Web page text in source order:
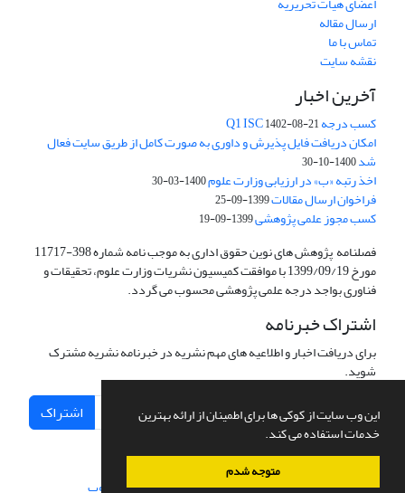
این وب سایت از کوکی ها برای اطمینان از ارائه بهترین
خدمات استفاده می کند.
متوجه شدم
ارسال مقاله
تماس با ما
نقشه سایت
آخرین اخبار
کسب درجه Q1 ISC1402-08-21
امکان دریافت فایل پذیرش و داوری به صورت کامل از طریق سایت فعال
شد1400-10-30
اخذ رتبه «ب» در ارزیابی وزارت علوم1400-03-30
فراخوان ارسال مقالات1399-09-25
کسب مجوز علمی پژوهشی1399-09-19
فصلنامه پژوهش های نوین حقوق اداری به موجب نامه شماره 398-11717
مورخ 1399/09/19 با موافقت کمیسیون نشریات وزارت علوم، تحقیقات و
فناوری بواجد درجه علمی پژوهشی محسوب می گردد.
اشتراک خبرنامه
برای دریافت اخبار و اطلاعیه های مهم نشریه در خبرنامه نشریه مشترک
شوید.
اشتراک
سامانه مدیریت نشریات علمی.طراحی و پیاده سازی از سیناوب